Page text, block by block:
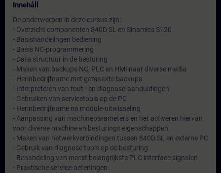
Innehåll
De onderwerpen in deze cursus zijn:
- Overzicht componenten 840D SL en Sinamics S120
- Basishandelingen bediening
- Basis NC-programmering
- Data structuur in de besturing
- Maken van backups NC, PLC en HMI naar diverse media
- Herinbedrijfname met gemaakte backups
- Interpreteren van fout - en diagnose-aanduidingen
- Gebruiken van servicetools op de PC
- Herinbedrijfname na module-uitwisseling
- Aanpassing van machineparameters en het activeren hiervan
voor diverse machine en besturings eigenschappen.
- Maken van netwerkverbindingen tussen 840D SL en externe PC
- Gebruik van diagnose tools op de besturing
- Behandeling van meest belangrijkste PLC interface signalen
- Praktische service-oefeningen